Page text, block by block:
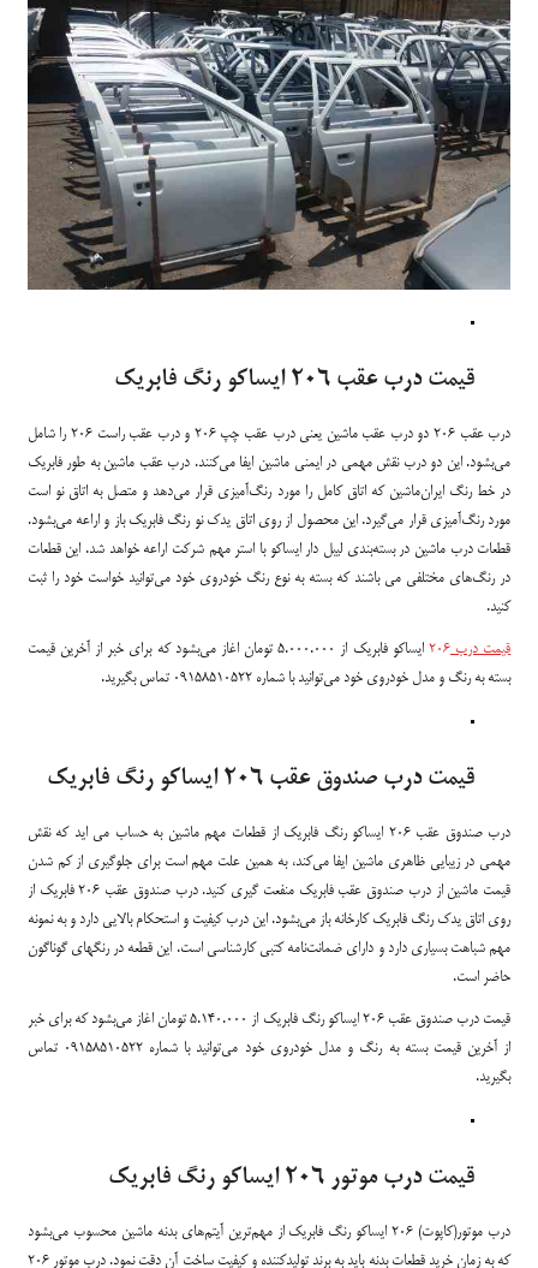
قیمت درب عقب 206 ایساکو رنگ فابریک
درب عقب 206 دو درب عقب ماشین یعنی درب عقب چپ 206 و درب عقب راست 206 را شامل
می‌بشود. این دو درب نقش مهمی در ایمنی ماشین ایفا می‌کنند. درب عقب ماشین به طور فابریک
در خط رنگ ایران‌ماشین که اتاق کامل را مورد رنگ‌آمیزی قرار می‌دهد و متصل به اتاق نو است
مورد رنگ‌آمیزی قرار می‌گیرد. این محصول از روی اتاق یدک نو رنگ فابریک باز و اراعه می‌بشود.
قطعات درب ماشین در بسته‌بندی لیبل دار ایساکو با استر مهم شرکت اراعه خواهد شد. این قطعات
در رنگ‌های مختلفی می باشند که بسته به نوع رنگ خودروی خود می‌توانید خواست خود را ثبت
کنید.
قیمت درب206
ایساکو فابریک از 5.000.000 تومان اغاز می‌بشود که برای خبر از آخرین قیمت
بسته به رنگ و مدل خودروی خود می‌توانید با شماره 09158510522 تماس بگیرید.
قیمت درب صندوق عقب 206 ایساکو رنگ فابریک
درب صندوق عقب 206 ایساکو رنگ فابریک از قطعات مهم ماشین به حساب می اید که نقش
مهمی در زیبایی ظاهری ماشین ایفا می‌کند، به همین علت مهم است برای جلوگیری از کم شدن
قیمت ماشین از درب صندوق عقب فابریک منفعت گیری کنید. درب صندوق عقب 206 فابریک از
روی اتاق یدک رنگ فابریک کارخانه باز می‌بشود. این درب کیفیت و استحکام بالایی دارد و به نمونه
مهم شباهت بسیاری دارد و دارای ضمانت‌نامه کتبی کارشناسی است. این قطعه در رنگهای گوناگون
حاضر است.
قیمت درب صندوق عقب 206 ایساکو رنگ فابریک از 5.140.000 تومان اغاز می‌بشود که برای خبر
از آخرین قیمت بسته به رنگ و مدل خودروی خود می‌توانید با شماره 09158510522 تماس
بگیرید.
قیمت درب موتور 206 ایساکو رنگ فابریک
درب موتور(کاپوت) 206 ایساکو رنگ فابریک از مهم‌ترین آیتم‌های بدنه ماشین محسوب می‌بشود
که به زمان خرید قطعات بدنه باید به برند تولیدکننده و کیفیت ساخت آن دقت نمود. درب موتور 206